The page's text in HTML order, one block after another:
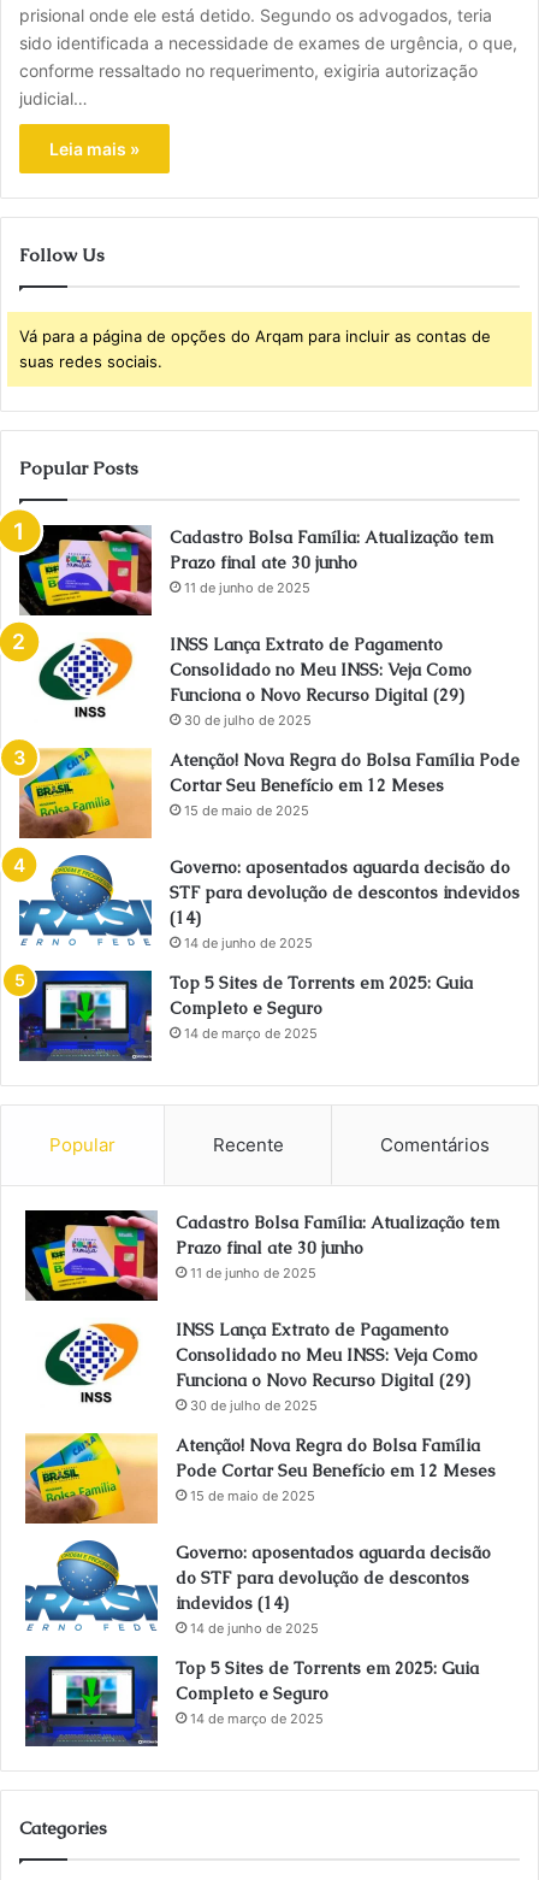
prisional onde ele está detido. Segundo os advogados, teria
sido identificada a necessidade de exames de urgência, o que,
conforme ressaltado no requerimento, exigiria autorização
judicial…
Leia mais »
Follow Us
Vá para a página de opções do Arqam para incluir as contas de
suas redes sociais.
Popular Posts
Cadastro Bolsa Família: Atualização tem
Prazo final ate 30 junho
11 de junho de 2025
INSS Lança Extrato de Pagamento
Consolidado no Meu INSS: Veja Como
Funciona o Novo Recurso Digital (29)
30 de julho de 2025
Atenção! Nova Regra do Bolsa Família Pode
Cortar Seu Benefício em 12 Meses
15 de maio de 2025
Governo: aposentados aguarda decisão do
STF para devolução de descontos indevidos
(14)
14 de junho de 2025
Top 5 Sites de Torrents em 2025: Guia
Completo e Seguro
14 de março de 2025
Popular Recente Comentários
Cadastro Bolsa Família: Atualização tem
Prazo final ate 30 junho
11 de junho de 2025
INSS Lança Extrato de Pagamento
Consolidado no Meu INSS: Veja Como
Funciona o Novo Recurso Digital (29)
30 de julho de 2025
Atenção! Nova Regra do Bolsa Família
Pode Cortar Seu Benefício em 12 Meses
15 de maio de 2025
Governo: aposentados aguarda decisão
do STF para devolução de descontos
indevidos (14)
14 de junho de 2025
Top 5 Sites de Torrents em 2025: Guia
Completo e Seguro
14 de março de 2025
Categories